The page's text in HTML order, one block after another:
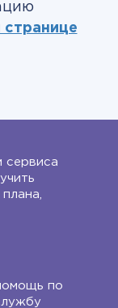
странице
сервиса
по